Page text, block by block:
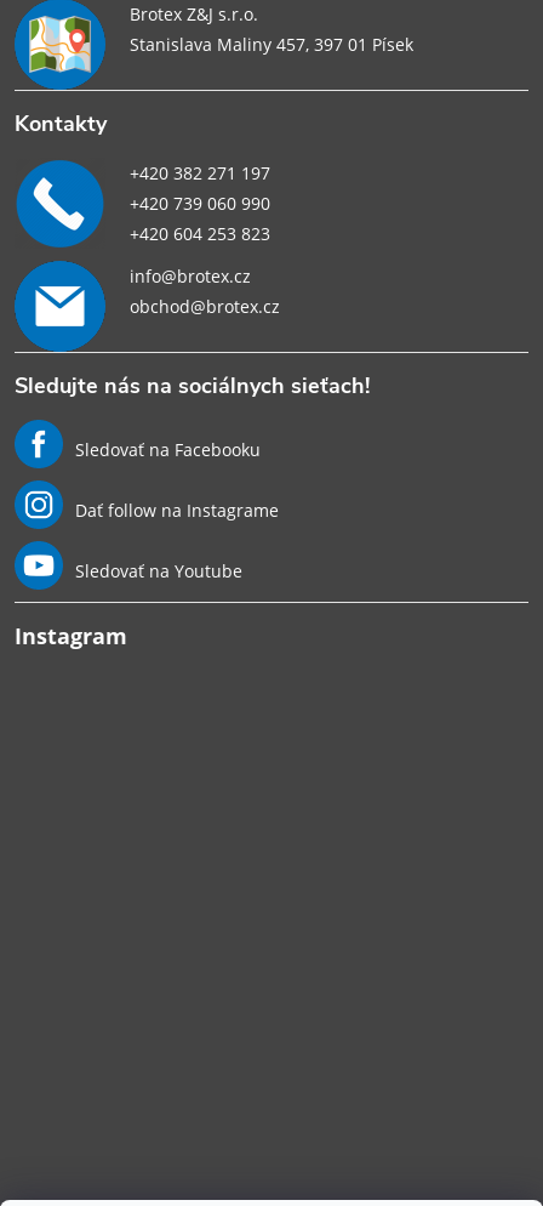
Brotex Z&J s.r.o.
Stanislava Maliny 457, 397 01 Písek
Kontakty
+420 382 271 197
+420 739 060 990
+420 604 253 823
info@brotex.cz
obchod@brotex.cz
Sledujte nás na sociálnych sieťach!
Sledovať na Facebooku
Dať follow na Instagrame
Sledovať na Youtube
Instagram